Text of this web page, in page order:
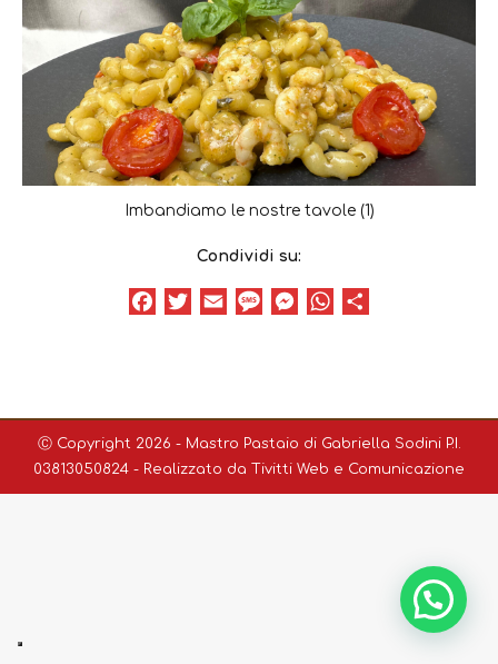
Imbandiamo le nostre tavole (1)
Condividi su:
Facebook
TwitterEmailMessageMessenger
WhatsApp
Ⓒ Copyright 2026 - Mastro Pastaio di Gabriella Sodini P.I.
03813050824 - Realizzato da Tivitti Web e Comunicazione